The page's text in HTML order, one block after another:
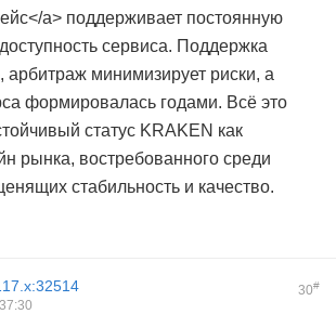
a> поддерживает постоянную
сервиса. Поддержка
арбитраж минимизирует риски, а
формировалась годами. Всё это
статус KRAKEN как
рынка, востребованного среди
стабильность и качество.
30#